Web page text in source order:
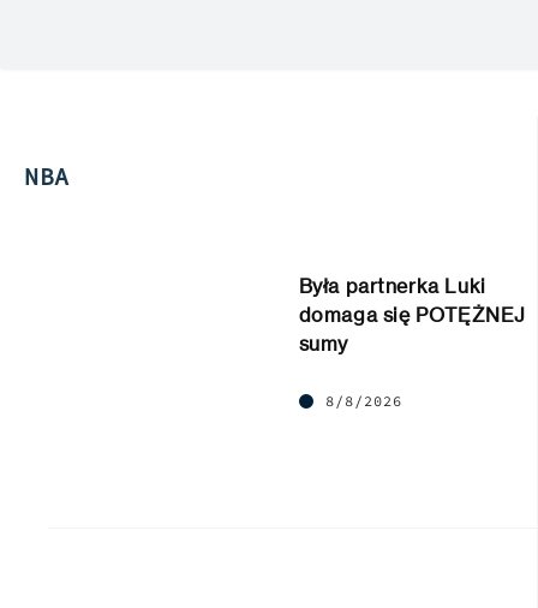
NBA
Była partnerka Luki
domaga się POTĘŻNEJ
sumy
8/8/2026